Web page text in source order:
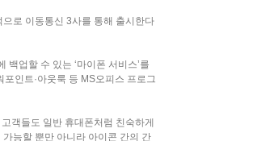
로 이동통신 3사를 통해 출시한다
업할 수 있는 ‘마이폰 서비스’를
인트·아웃룩 등 MS오피스 프로그
객들도 일반 휴대폰처럼 친숙하게
능할 뿐만 아니라 아이콘 간의 간